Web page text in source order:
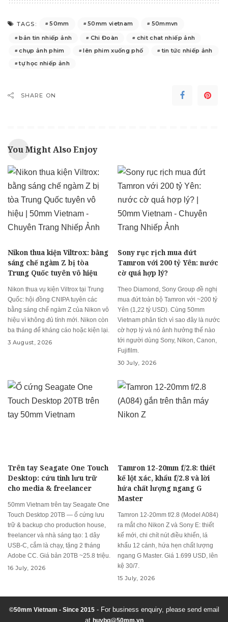
TAGS: 50mm 50mm vietnam
50mmvn
bản tin nhiếp ảnh
Chi Đoàn
chit chat nhiếp ảnh
chụp ảnh phim
lên phim xuống phố
tin tức nhiếp ảnh
tự học nhiếp ảnh
SHARE ON
You Might Also Enjoy
Nikon thua kiện Viltrox: bằng
sáng chế ngàm Z bị tòa
Trung Quốc tuyên vô hiệu
Nikon thua vụ kiện Viltrox tại Trung
Quốc: hội đồng CNIPA tuyên các
bằng sáng chế ngàm Z của Nikon vô
hiệu vì không đủ tính mới. Nikon còn
ba tháng để kháng cáo hoặc kiện lại.
3 August, 2026
Sony rục rịch mua đứt
Tamron với 200 tỷ Yên: nước
cờ quá hợp lý?
Theo Diamond, Sony Group đề nghị
mua đứt toàn bộ Tamron với ~200 tỷ
Yên (1,22 tỷ USD). Cùng 50mm
Vietnam phân tích vì sao đây là nước
cờ hợp lý và nó ảnh hưởng thế nào
tới người dùng Sony, Nikon, Canon,
Fujifilm.
30 July, 2026
Trên tay Seagate One Touch
Desktop: cứu tinh lưu trữ
cho media & freelancer
50mm Vietnam trên tay Seagate One
Touch Desktop 20TB — ổ cứng lưu
trữ & backup cho production house,
freelancer và nhà sáng tạo: 1 dây
USB-C, cắm là chạy, tặng 2 tháng
Adobe CC. Giá bản 20TB ~25.8 triệu.
16 July, 2026
Tamron 12-20mm f/2.8: thiết
kế lột xác, khẩu f/2.8 và lời
hứa chất lượng ngang G
Master
Tamron 12-20mm f/2.8 (Model A084)
ra mắt cho Nikon Z và Sony E: thiết
kế mới, chi chít nút điều khiển, lá
khẩu 12 cánh, hứa hẹn chất lượng
ngang G Master. Giá 1.699 USD, lên
kệ 30/7.
15 July, 2026
©50mm Vietnam - Since 2015- For business enquiry, please send email
at huybq@50mm.vn